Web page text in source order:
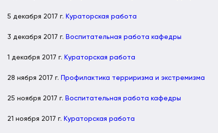
5 декабря 2017 г. Кураторская работа
3 декабря 2017 г. Воспитательная работа кафедры
1 декабря 2017 г. Кураторская работа
28 нября 2017 г. Профилактика терриризма и экстремизма
25 ноября 2017 г. Воспитательная работа кафедры
21 ноября 2017 г. Кураторская работа